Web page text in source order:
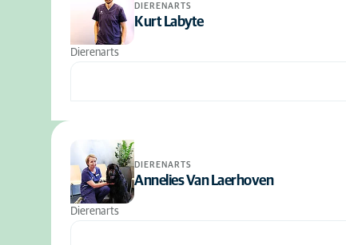
DIERENARTS
Kurt Labyte
Dierenarts
DIERENARTS
Annelies Van Laerhoven
Dierenarts